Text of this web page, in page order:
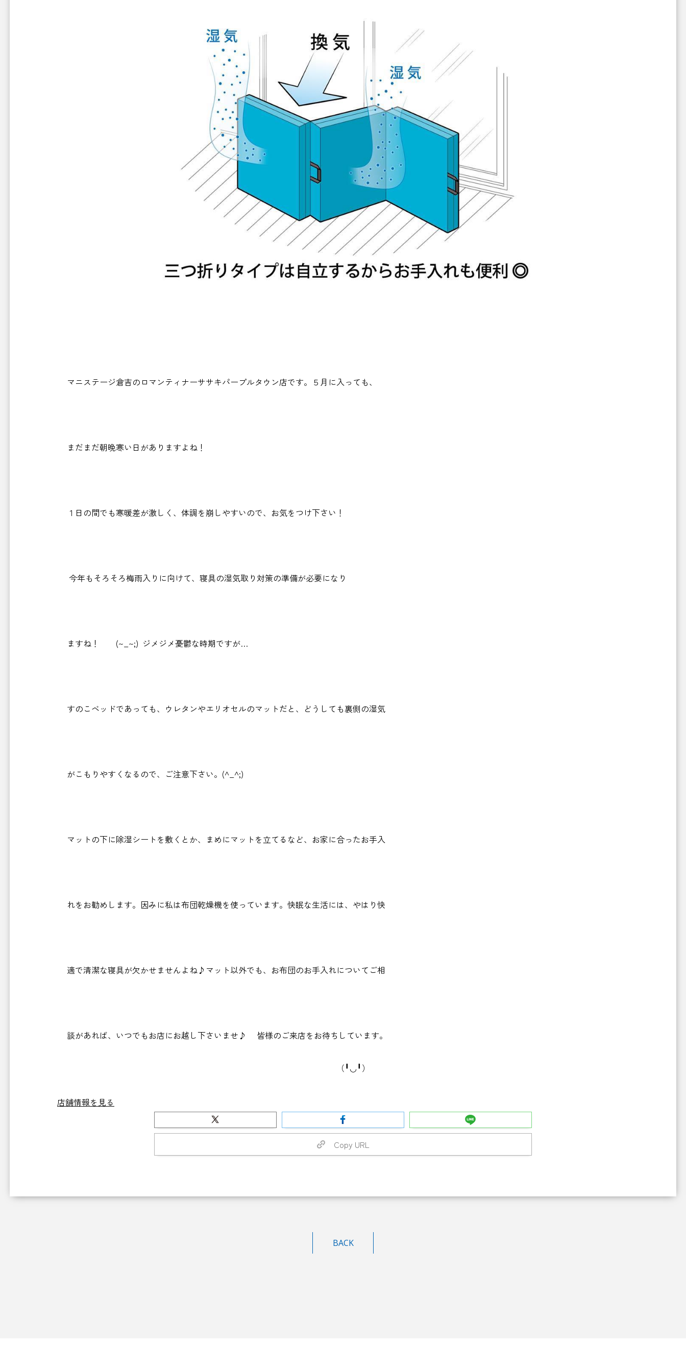
マニステージ倉吉のロマンティナーササキパープルタウン店です。５月に入っても、
まだまだ朝晩寒い日がありますよね！
１日の間でも寒暖差が激しく、体調を崩しやすいので、お気をつけ下さい！
今年もそろそろ梅雨入りに向けて、寝具の湿気取り対策の準備が必要になり
ますね！ (~_~;) ジメジメ憂鬱な時期ですが…
すのこベッドであっても、ウレタンやエリオセルのマットだと、どうしても裏側の湿気
がこもりやすくなるので、ご注意下さい。(^_^;)
マットの下に除湿シートを敷くとか、まめにマットを立てるなど、お家に合ったお手入
れをお勧めします。因みに私は布団乾燥機を使っています。快眠な生活には、やはり快
適で清潔な寝具が欠かせませんよね♪マット以外でも、お布団のお手入れについてご相
談があれば、いつでもお店にお越し下さいませ♪ 皆様のご来店をお待ちしています。
（╹◡╹）
店舗情報を見る
Copy URL
BACK